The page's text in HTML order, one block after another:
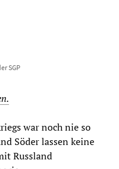
SGP
war noch nie so
Söder lassen keine
Russland